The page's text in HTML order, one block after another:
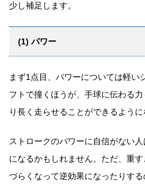
少し補足します。
(1) パワー
まず1点目、パワーについては軽い
フトで撞くほうが、手球に伝わる
り長く走らせることができるように
ストロークのパワーに自信がない
になるかもしれません。ただ、重
づらくなって逆効果になったりす